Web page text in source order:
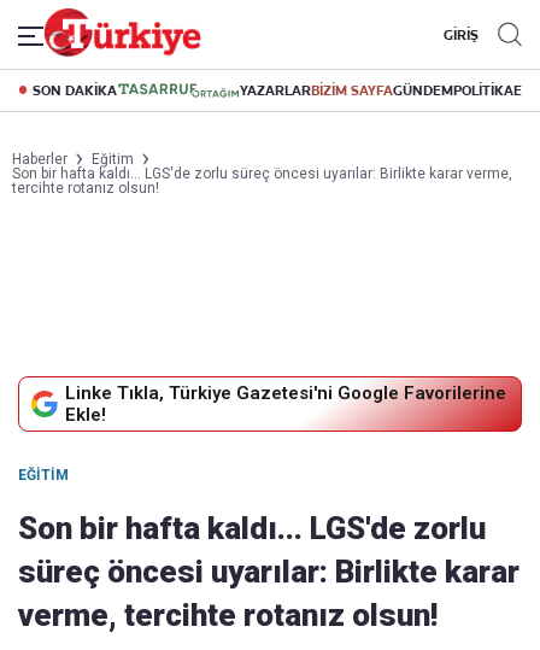
GİRİŞ
SON DAKİKA YAZARLARBİZİM SAYFAGÜNDEMPOLİTİKA
Haberler
Eğitim
Son bir hafta kaldı... LGS'de zorlu süreç öncesi uyarılar: Birlikte karar verme,
tercihte rotanız olsun!
Linke Tıkla, Türkiye Gazetesi'ni Google Favorilerine
Ekle!
EĞITIM
Son bir hafta kaldı... LGS'de zorlu
süreç öncesi uyarılar: Birlikte karar
verme, tercihte rotanız olsun!